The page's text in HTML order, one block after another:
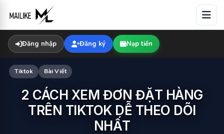
content
Đăng nhập Đăng ký Nạp tiền
Tiktok Bài Viết
2 CÁCH XEM ĐƠN ĐẶT HÀNG
TRÊN TIKTOK DỄ THEO DÕI
NHẤT